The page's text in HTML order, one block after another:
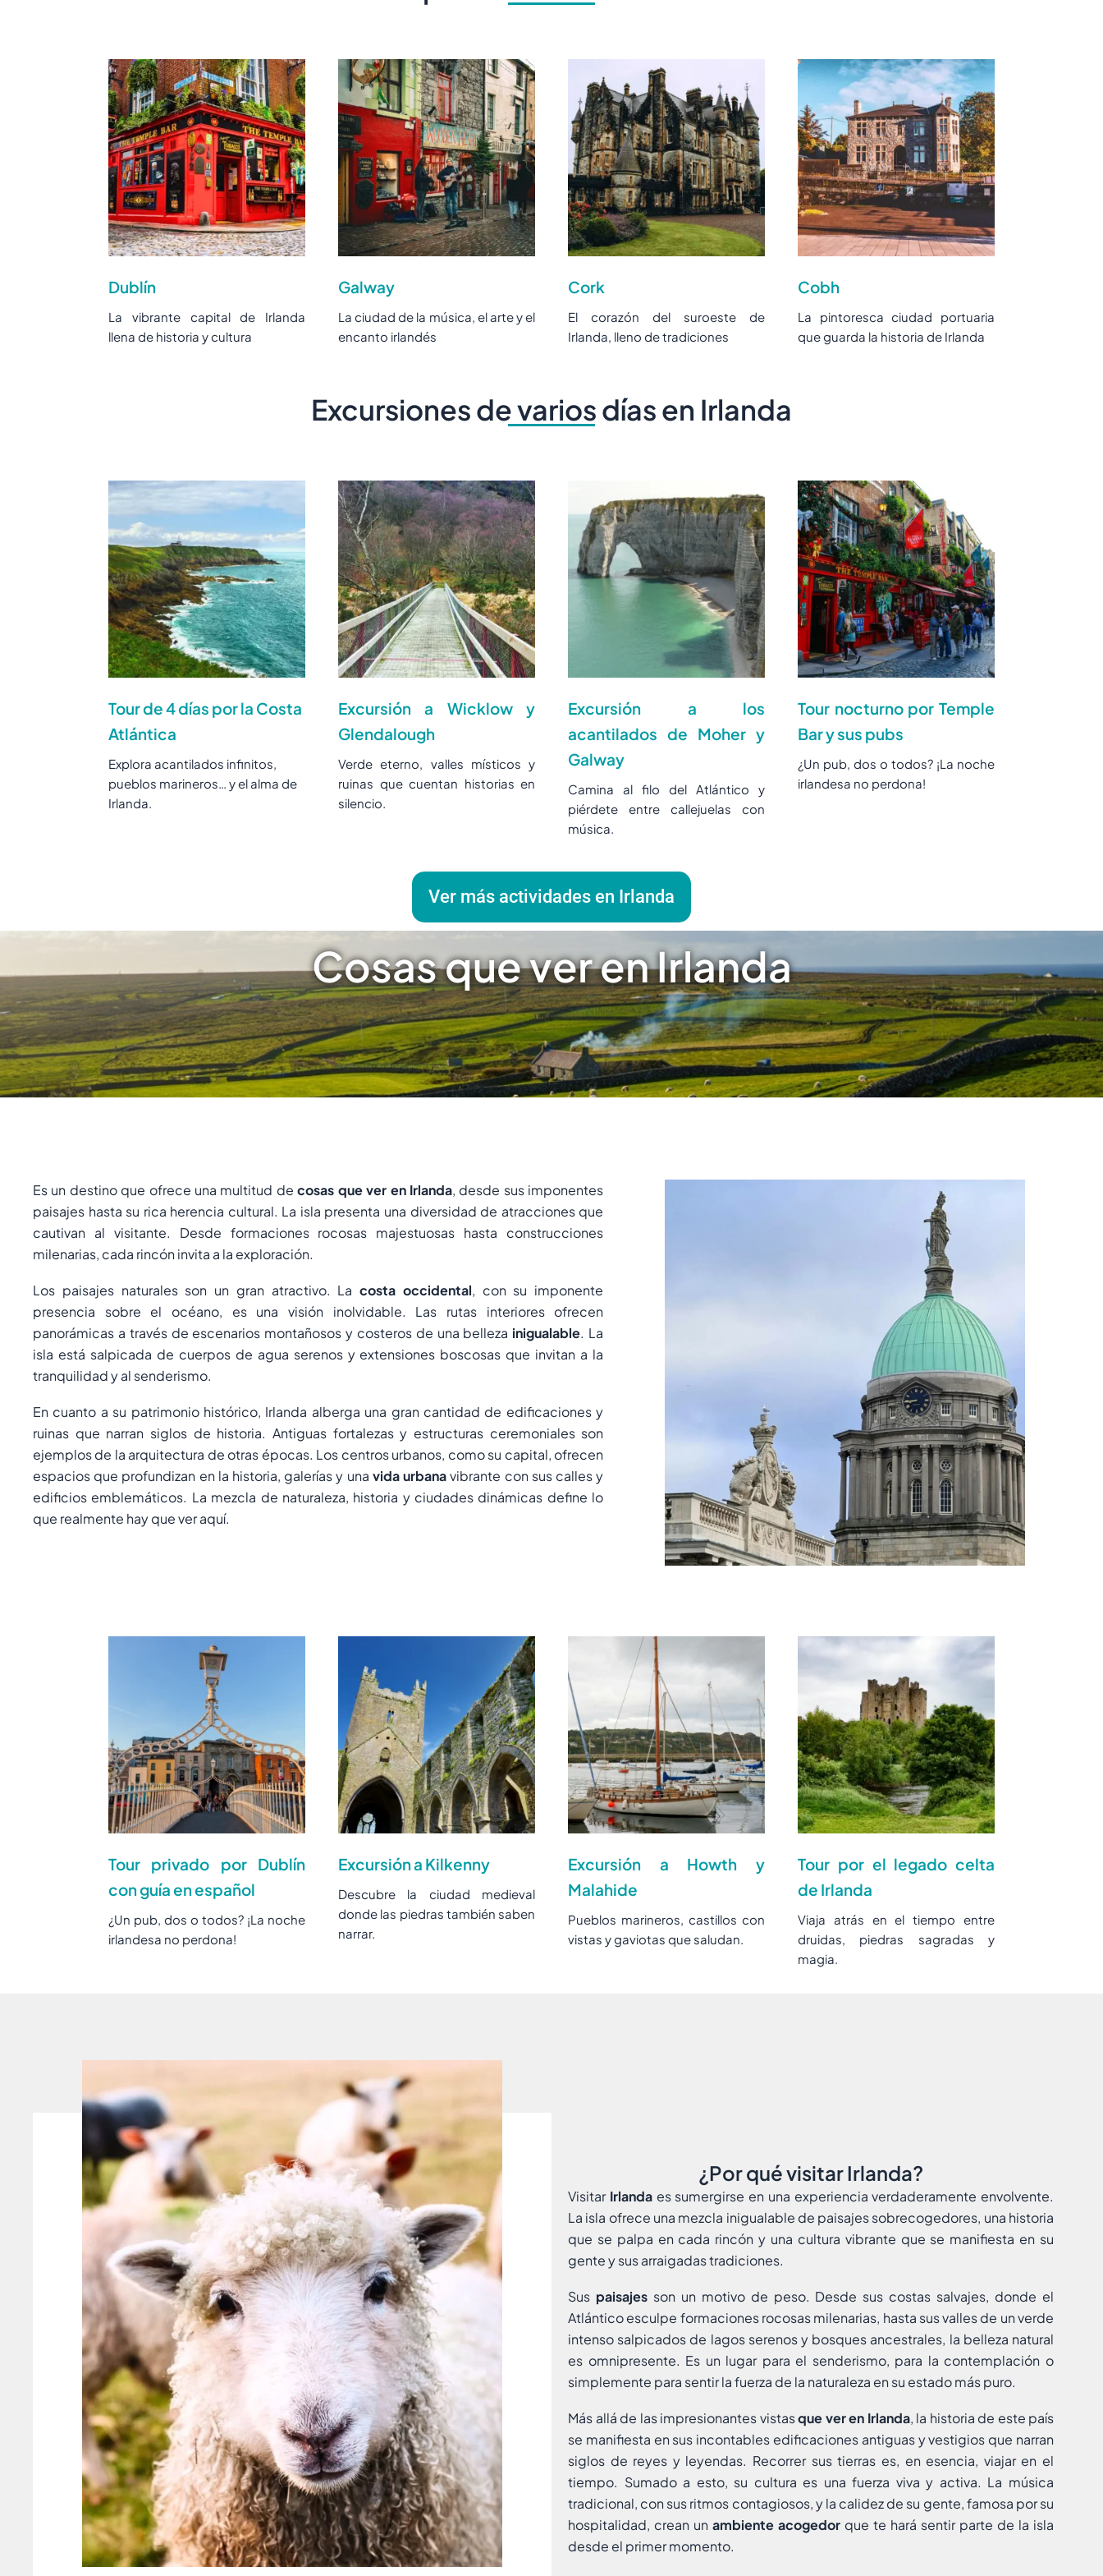
Dublín
La vibrante capital de Irlanda
llena de historia y cultura
Galway
La ciudad de la música, el arte y el
encanto irlandés
Cork
El corazón del suroeste de
Irlanda, lleno de tradiciones
Cobh
La pintoresca ciudad portuaria
que guarda la historia de Irlanda
Excursiones de varios días en Irlanda
Tour de 4 días por la Costa
Atlántica
Explora acantilados infinitos,
pueblos marineros… y el alma de
Irlanda.
Excursión a Wicklow y
Glendalough
Verde eterno, valles místicos y
ruinas que cuentan historias en
silencio.
Excursión a los
acantilados de Moher y
Galway
Camina al filo del Atlántico y
piérdete entre callejuelas con
música.
Tour nocturno por Temple
Bar y sus pubs
¿Un pub, dos o todos? ¡La noche
irlandesa no perdona!
Ver más actividades en Irlanda
Cosas que ver en Irlanda
Es un destino que ofrece una multitud decosas que ver en Irlanda, desde sus imponentes
paisajes hasta su rica herencia cultural. La isla presenta una diversidad de atracciones que
cautivan al visitante. Desde formaciones rocosas majestuosas hasta construcciones
milenarias, cada rincón invita a la exploración.
Los paisajes naturales son un gran atractivo. Lacosta occidental, con su imponente
presencia sobre el océano, es una visión inolvidable. Las rutas interiores ofrecen
panorámicas a través de escenarios montañosos y costeros de una belleza inigualable. La
isla está salpicada de cuerpos de agua serenos y extensiones boscosas que invitan a la
tranquilidad y al senderismo.
En cuanto a su patrimonio histórico, Irlanda alberga una gran cantidad de edificaciones y
ruinas que narran siglos de historia. Antiguas fortalezas y estructuras ceremoniales son
ejemplos de la arquitectura de otras épocas. Los centros urbanos, como su capital, ofrecen
espacios que profundizan en la historia, galerías y una vida urbanavibrante con sus calles y
edificios emblemáticos. La mezcla de naturaleza, historia y ciudades dinámicas define lo
que realmente hay que ver aquí.
Tour privado por Dublín
con guía en español
¿Un pub, dos o todos? ¡La noche
irlandesa no perdona!
Excursión a Kilkenny
Descubre la ciudad medieval
donde las piedras también saben
narrar.
Excursión a Howth y
Malahide
Pueblos marineros, castillos con
vistas y gaviotas que saludan.
Tour por el legado celta
de Irlanda
Viaja atrás en el tiempo entre
druidas, piedras sagradas y
magia.
¿Por qué visitar Irlanda?
Visitar Irlandaes sumergirse en una experiencia verdaderamente envolvente.
La isla ofrece una mezcla inigualable de paisajes sobrecogedores, una historia
que se palpa en cada rincón y una cultura vibrante que se manifiesta en su
gente y sus arraigadas tradiciones.
Sus paisajesson un motivo de peso. Desde sus costas salvajes, donde el
Atlántico esculpe formaciones rocosas milenarias, hasta sus valles de un verde
intenso salpicados de lagos serenos y bosques ancestrales, la belleza natural
es omnipresente. Es un lugar para el senderismo, para la contemplación o
simplemente para sentir la fuerza de la naturaleza en su estado más puro.
Más allá de las impresionantes vistasque ver en Irlanda, la historia de este país
se manifiesta en sus incontables edificaciones antiguas y vestigios que narran
siglos de reyes y leyendas. Recorrer sus tierras es, en esencia, viajar en el
tiempo. Sumado a esto, su cultura es una fuerza viva y activa. La música
tradicional, con sus ritmos contagiosos, y la calidez de su gente, famosa por su
hospitalidad, crean un ambiente acogedor que te hará sentir parte de la isla
desde el primer momento.